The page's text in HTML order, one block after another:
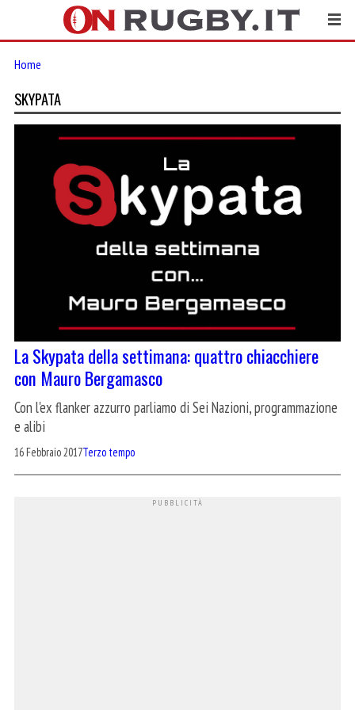
Home
SKYPATA
La Skypata della settimana: quattro chiacchiere
con Mauro Bergamasco
Con l'ex flanker azzurro parliamo di Sei Nazioni, programmazione
e alibi
16 Febbraio 2017Terzo tempo